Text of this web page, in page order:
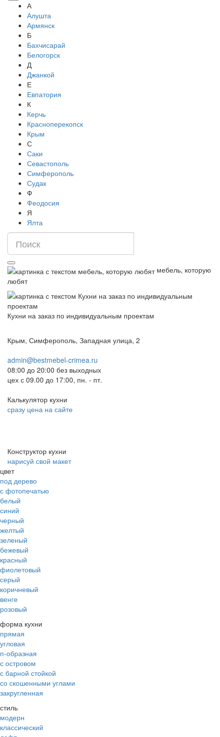
А
Алушта
Армянск
Б
Бахчисарай
Белогорск
Д
Джанкой
Е
Евпатория
К
Керчь
Красноперекопск
Крым
С
Саки
Севастополь
Симферополь
Судак
Ф
Феодосия
Я
Ялта
мебель, которую
любят
Кухни на заказ по индивидуальным проектам
Крым, Симферополь, Западная улица, 2
admin@bestmebel-crimea.ru
08:00 до 20:00 без выходных
цех с 09.00 до 17:00, пн. - пт.
Калькулятор кухни
сразу цена на сайте
Конструктор кухни
нарисуй свой макет
цвет
под дерево
с фотопечатью
белый
синий
черный
желтый
зеленый
бежевый
красный
фиолетовый
серый
коричневый
венге
розовый
форма кухни
прямая
угловая
п-образная
с островом
с барной стойкой
со скошенными углами
закругленная
стиль
модерн
классический